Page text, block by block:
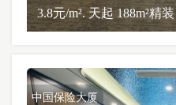
3.8元/m². 天起 188m²精装
中国保险大厦